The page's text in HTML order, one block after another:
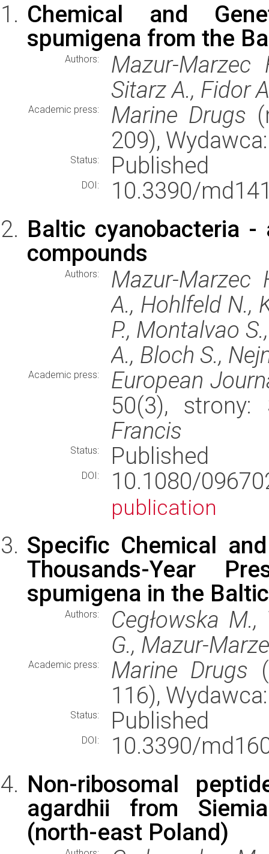
Chemical and
spumigena from the
Authors:
Mazur-Marzec
Sitarz A., Fidor
Academic press: Marine Drugs
209),
Status: Published
DOI:
10.3390/
Baltic cyanobacteria
compounds
Authors:
Mazur-Marzec
A., Hohlfeld N.,
P., Montalvao
A., Bloch S.,
Academic press:
European
50(3), strony:
Francis
Status: Published
DOI: 10.1080/
publication
Specific Chemical
Thousands-Year
spumigena in the
Authors:
Cegłowska
G., Mazur-
Academic press: Marine Drugs
116),
Status: Published
DOI:
10.3390/
Non-ribosomal
agardhii from
(north-east Poland)